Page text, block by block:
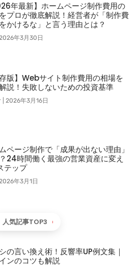
年最新】ホームページ制作費用の
プロが徹底解説！経営者が「制作費
かけるな」と言う理由とは？
年3月30日
存版】Webサイト制作費用の相場を
説！失敗しないための投資基準
2026年3月16日
ページ制作で「成果が出ない理由」
24時間働く最強の営業資産に変え
テップ
年3月1日
人気記事TOP3
の言い換え術！反響率UP例文集｜
ンのコツも解説